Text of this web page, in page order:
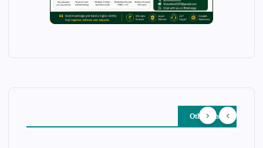
Other Story